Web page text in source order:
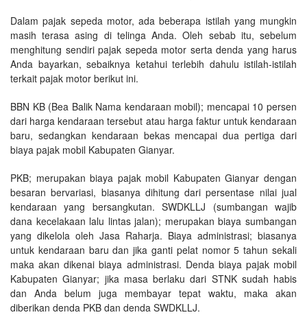
Dalam pajak sepeda motor, ada beberapa istilah yang mungkin
masih terasa asing di telinga Anda. Oleh sebab itu, sebelum
menghitung sendiri pajak sepeda motor serta denda yang harus
Anda bayarkan, sebaiknya ketahui terlebih dahulu istilah-istilah
terkait pajak motor berikut ini.
BBN KB (Bea Balik Nama kendaraan mobil); mencapai 10 persen
dari harga kendaraan tersebut atau harga faktur untuk kendaraan
baru, sedangkan kendaraan bekas mencapai dua pertiga dari
biaya pajak mobil Kabupaten Gianyar.
PKB; merupakan biaya pajak mobil Kabupaten Gianyar dengan
besaran bervariasi, biasanya dihitung dari persentase nilai jual
kendaraan yang bersangkutan. SWDKLLJ (sumbangan wajib
dana kecelakaan lalu lintas jalan); merupakan biaya sumbangan
yang dikelola oleh Jasa Raharja. Biaya administrasi; biasanya
untuk kendaraan baru dan jika ganti pelat nomor 5 tahun sekali
maka akan dikenai biaya administrasi. Denda biaya pajak mobil
Kabupaten Gianyar; jika masa berlaku dari STNK sudah habis
dan Anda belum juga membayar tepat waktu, maka akan
diberikan denda PKB dan denda SWDKLLJ.